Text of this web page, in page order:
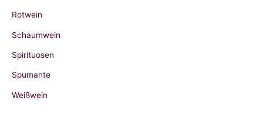
Rotwein
Schaumwein
Spirituosen
Spumante
Weißwein